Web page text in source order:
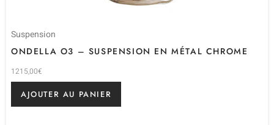
Suspension
ONDELLA O3 – SUSPENSION EN MÉTAL CHROME
1215,00€
AJOUTER AU PANIER